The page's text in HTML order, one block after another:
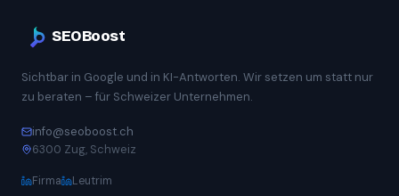
SEOBoost
Sichtbar in Google und in KI-Antworten. Wir setzen um statt nur
zu beraten – für Schweizer Unternehmen.
info@seoboost.ch
6300 Zug, Schweiz
Firma Leutrim